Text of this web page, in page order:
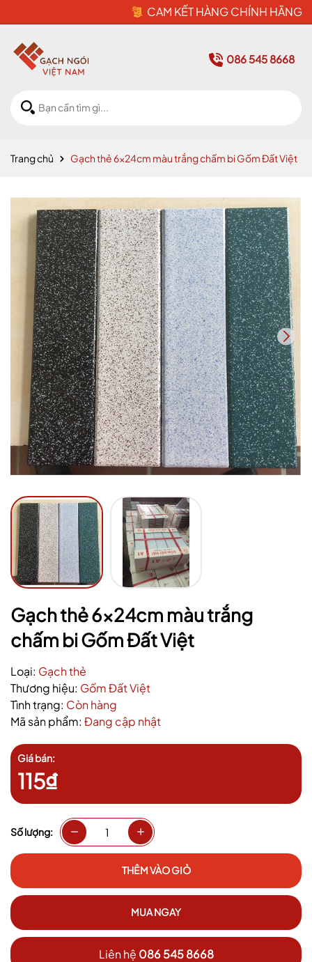
CAM KẾT HÀNG CHÍNH HÃNG
086 545 8668
Trang chủ Gạch thẻ 6x24cm màu trắng chấm bi Gốm Đất Việt
Gạch thẻ 6x24cm màu trắng
chấm bi Gốm Đất Việt
Loại: Gạch thẻ
Thương hiệu: Gốm Đất Việt
Tình trạng: Còn hàng
Mã sản phẩm: Đang cập nhật
Giá bán:
115₫
Số lượng:
THÊM VÀO GIỎ
MUA NGAY
Liên hệ 086 545 8668
Mã giảm giá:
Ngày hết hạn:
Điều kiện: